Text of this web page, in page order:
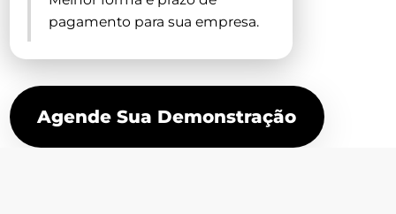
pagamento para sua empresa.
Agende Sua Demonstração